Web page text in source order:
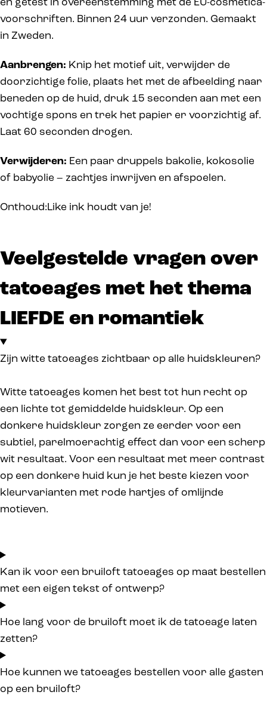
en getest in overeenstemming met de EU-cosmetica-
voorschriften. Binnen 24 uur verzonden. Gemaakt
in Zweden.
Aanbrengen: Knip het motief uit, verwijder de
doorzichtige folie, plaats het met de afbeelding naar
beneden op de huid, druk 15 seconden aan met een
vochtige spons en trek het papier er voorzichtig af.
Laat 60 seconden drogen.
Verwijderen: Een paar druppels bakolie, kokosolie
of babyolie – zachtjes inwrijven en afspoelen.
Onthoud:Like ink houdt van je!
Veelgestelde vragen over
tatoeages met het thema
LIEFDE en romantiek
Zijn witte tatoeages zichtbaar op alle huidskleuren?
Witte tatoeages komen het best tot hun recht op
een lichte tot gemiddelde huidskleur. Op een
donkere huidskleur zorgen ze eerder voor een
subtiel, parelmoerachtig effect dan voor een scherp
wit resultaat. Voor een resultaat met meer contrast
op een donkere huid kun je het beste kiezen voor
kleurvarianten met rode hartjes of omlijnde
motieven.
Kan ik voor een bruiloft tatoeages op maat bestellen
met een eigen tekst of ontwerp?
Hoe lang voor de bruiloft moet ik de tatoeage laten
zetten?
Hoe kunnen we tatoeages bestellen voor alle gasten
op een bruiloft?